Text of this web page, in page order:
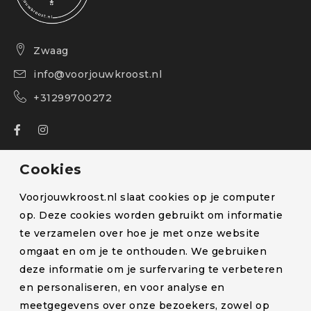
Zwaag
info@voorjouwkroost.nl
+31299700272
Over ons
Bestelling volgen
Blog
Klachten en retourneren
Lactatiekundige
Levertijd en verzendkosten
Partners
Cookies
Voorjouwkroost.nl slaat cookies op je computer
op. Deze cookies worden gebruikt om informatie
te verzamelen over hoe je met onze website
omgaat en om je te onthouden. We gebruiken
deze informatie om je surfervaring te verbeteren
en personaliseren, en voor analyse en
meetgegevens over onze bezoekers, zowel op